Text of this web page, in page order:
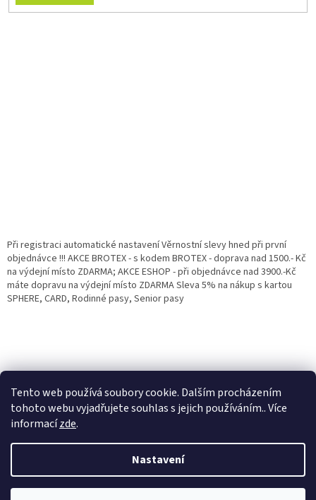
Tento web používá soubory cookie. Dalším procházením
tohoto webu vyjadřujete souhlas s jejich používáním.. Více
informacízde.
Nastavení
nastavená Věrnostní sleva 3% - 10% na Všechny Vaše další nákupy. Čím
víc nakoupíte, tím větší slevu můžete získat. Vaše objednávky se sčítají.
Využít můžete i "Slevové kody" nebo DOPRAVU ZDARMA. Přejeme
Při registraci automatické nastavení Věrnostní slevy hned při první
objednávce !!! AKCE BROTEX - s kodem BROTEX - doprava nad 1500.- Kč
na výdejní místo ZDARMA; AKCE ESHOP - při objednávce nad 3900.-Kč
máte dopravu na výdejní místo ZDARMA Sleva 5% na nákup s kartou
SPHERE, CARD, Rodinné pasy, Senior pasy
Copyright 2026Eshop Jana. Všechna práva vyhrazena.